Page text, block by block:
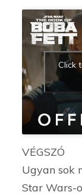
Click
VÉGSZÓ
Ugyan sok
Star Wars-